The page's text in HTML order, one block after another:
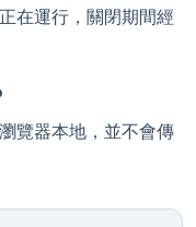
在運行，關閉期間經
覽器本地，並不會傳